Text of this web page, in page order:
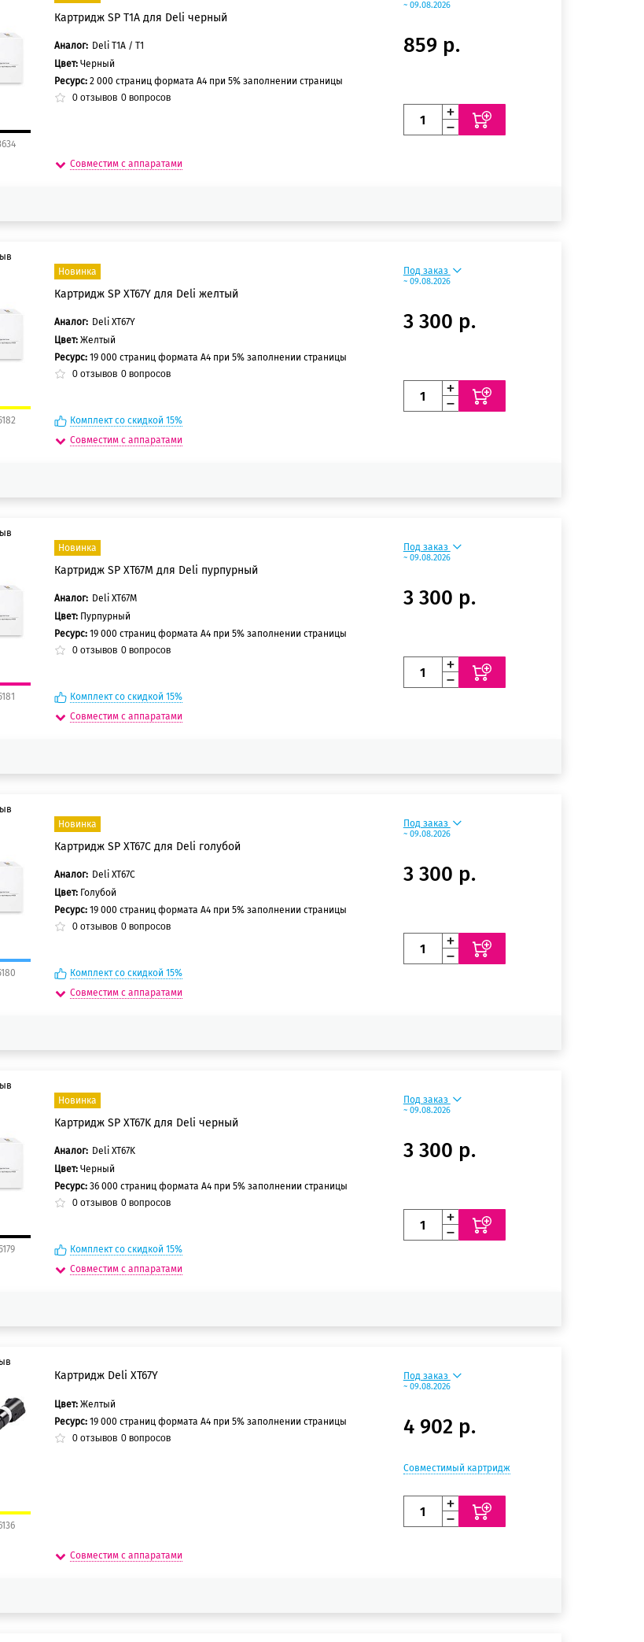
~ 09.08.2026
Картридж SP T1A для Deli черный
Аналог: Deli T1A / T1
Цвет: Черный
Ресурс: 2 000 страниц формата А4 при 5% заполнении страницы
0отзывов 0вопросов
Совместим с аппаратами
859 р.
Под заказ
~ 09.08.2026
Новинка
Картридж SP XT67Y для Deli желтый
Аналог: Deli XT67Y
Цвет: Желтый
Ресурс: 19 000 страниц формата А4 при 5% заполнении страницы
0отзывов 0вопросов
Совместим с аппаратами
Комплект со скидкой 15%
3 300 р.
Под заказ
~ 09.08.2026
Новинка
Картридж SP XT67M для Deli пурпурный
Аналог: Deli XT67M
Цвет: Пурпурный
Ресурс: 19 000 страниц формата А4 при 5% заполнении страницы
0отзывов 0вопросов
Совместим с аппаратами
Комплект со скидкой 15%
3 300 р.
Под заказ
~ 09.08.2026
Новинка
Картридж SP XT67C для Deli голубой
Аналог: Deli XT67C
Цвет: Голубой
Ресурс: 19 000 страниц формата А4 при 5% заполнении страницы
0отзывов 0вопросов
Совместим с аппаратами
Комплект со скидкой 15%
3 300 р.
Под заказ
~ 09.08.2026
Новинка
Картридж SP XT67K для Deli черный
Аналог: Deli XT67K
Цвет: Черный
Ресурс: 36 000 страниц формата А4 при 5% заполнении страницы
0отзывов 0вопросов
Совместим с аппаратами
Комплект со скидкой 15%
3 300 р.
Под заказ
~ 09.08.2026
Картридж Deli XT67Y
Цвет: Желтый
Ресурс: 19 000 страниц формата А4 при 5% заполнении страницы
0отзывов 0вопросов
Совместим с аппаратами
4 902 р.
Совместимый картридж